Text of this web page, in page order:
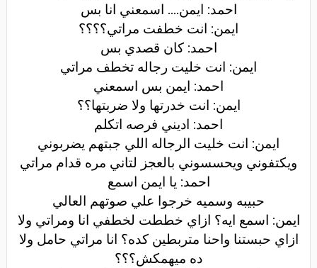
احمد: ايمن.... اسمعني انا بس
ايمن: انت خطفت مراتي؟؟؟؟
احمد: كان قصدي بس
ايمن: انت خليت رجاله تخطف مراتي
احمد: ايمن بس اسمعني
ايمن: انت خدرتها ولا ضربتها؟؟
احمد: اديني فرصه اتكلم
ايمن: انت خليت الرجاله اللي جبتهم يضربوني
ويكتفوني ويحسسوني بالعجز لتاني مره قدام مراتي
احمد: يا ايمن اسمع
حبيبه وسميه خرجوا علي صوتهم العالي
ايمن: اسمع ايه؟ ازاي خططت لخطفي انا ومراتي ولا
ازاي حبستنا واحنا متربطين كده؟ انا مراتي حامل ولا
ده ميهمكش؟؟؟